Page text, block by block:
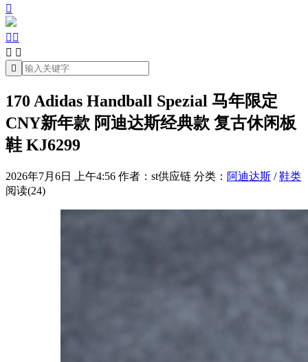

 
 

170 Adidas Handball Spezial 马年限定
CNY新年款 阿迪达斯经典款 复古休闲板
鞋 KJ6299
2026年7月6日 上午4:56 作者：st供应链 分类： 阿迪达斯 /鞋类
阅读(24)